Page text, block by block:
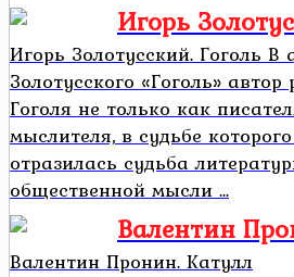
Игорь
Игорь Золотусский. Гоголь В
Золотусского «Гоголь»
Гоголя не только как
мыслителя, в судьбе
отразилась судьба
общественной мысли ...
Валентин
Валентин Пронин. Катулл